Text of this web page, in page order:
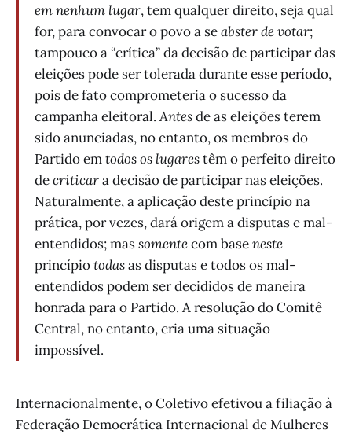
em nenhum lugar, tem qualquer direito, seja qual
for, para convocar o povo a seabster de votar;
tampouco a “crítica” da decisão de participar das
eleições pode ser tolerada durante esse período,
pois de fato comprometeria o sucesso da
campanha eleitoral.Antesde as eleições terem
sido anunciadas, no entanto, os membros do
Partido emtodos os lugarestêm o perfeito direito
decriticara decisão de participar nas eleições.
Naturalmente, a aplicação deste princípio na
prática, por vezes, dará origem a disputas e mal-
entendidos; massomentecom baseneste
princípiotodasas disputas e todos os mal-
entendidos podem ser decididos de maneira
honrada para o Partido. A resolução do Comitê
Central, no entanto, cria uma situação
impossível.
Internacionalmente, o Coletivo efetivou a filiação à
Federação Democrática Internacional de Mulheres